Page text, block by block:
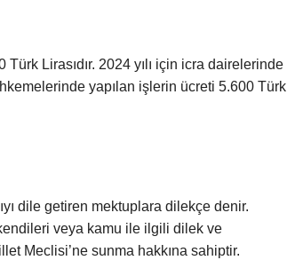
Lirasıdır. 2024 yılı için icra dairelerinde
yapılan işlerin ücreti 5.600 Türk
dile getiren mektuplara dilekçe denir.
veya kamu ile ilgili dilek ve
Meclisi’ne sunma hakkına sahiptir.